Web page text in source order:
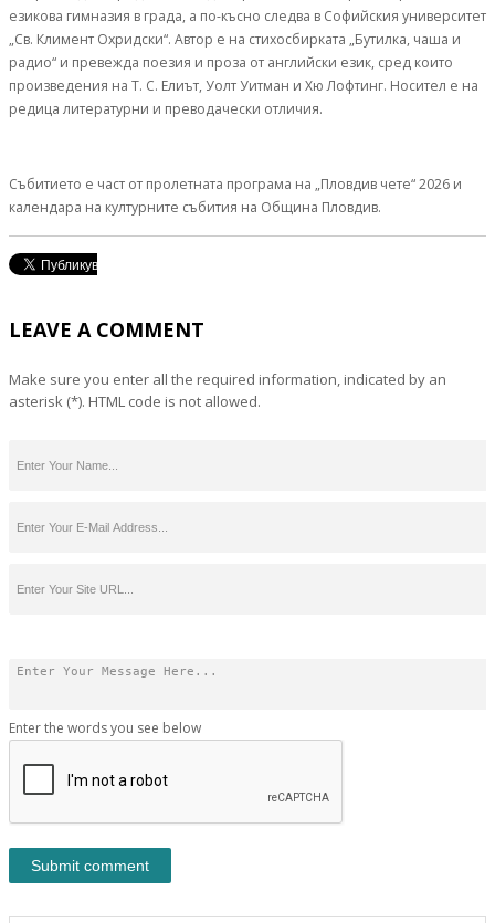
езикова гимназия в града, а по-късно следва в Софийския университет
„Св. Климент Охридски“. Автор е на стихосбирката „Бутилка, чаша и
радио“ и превежда поезия и проза от английски език, сред които
произведения на Т. С. Елиът, Уолт Уитман и Хю Лофтинг. Носител е на
редица литературни и преводачески отличия.
Събитието е част от пролетната програма на „Пловдив чете“ 2026 и
календара на културните събития на Община Пловдив.
LEAVE A COMMENT
Make sure you enter all the required information, indicated by an
asterisk (*). HTML code is not allowed.
Enter the words you see below